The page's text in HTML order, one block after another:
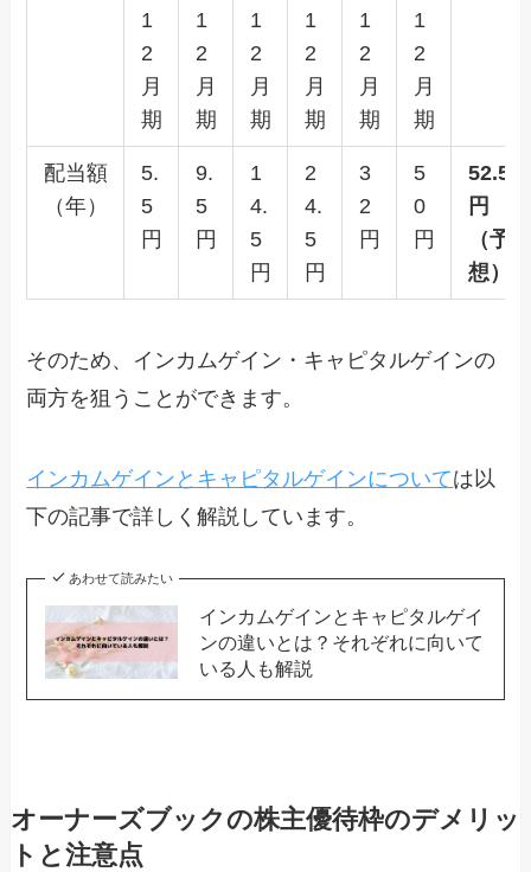
1
2
月
期
1
2
月
期
1
2
月
期
1
2
月
期
1
2
月
期
1
2
月
期
配当額
（年）
5.
5
円
9.
5
円
1
4.
5
円
2
4.
5
円
3
2
円
5
0
円
52.5
円
（予
想）
そのため、インカムゲイン・キャピタルゲインの
両方を狙うことができます。
インカムゲインとキャピタルゲインについては以
下の記事で詳しく解説しています。
あわせて読みたい
インカムゲインとキャピタルゲイ
ンの違いとは？それぞれに向いて
いる人も解説
オーナーズブックの株主優待枠のデメリッ
トと注意点